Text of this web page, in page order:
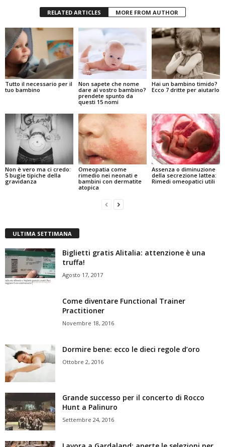
RELATED ARTICLES MORE FROM AUTHOR
Tutto il necessario per il
tuo bambino
Non sapete che nome
dare al vostro bambino?
prendete spunto da
questi 15 nomi
Hai un bambino timido?
Ecco 7 dritte per aiutarlo
Non è vero ma ci credo:
5 bugie tipiche della
gravidanza
Omeopatia come
rimedio nei neonati e
bambini con dermatite
atopica
Assenza o diminuzione
della secrezione lattea:
Rimedi omeopatici utili
ULTIMA SETTIMANA
Biglietti gratis Alitalia: attenzione è una
truffa!
Agosto 17, 2017
Come diventare Functional Trainer
Practitioner
Novembre 18, 2016
Dormire bene: ecco le dieci regole d’oro
Ottobre 2, 2016
Grande successo per il concerto di Rocco
Hunt a Palinuro
Settembre 24, 2016